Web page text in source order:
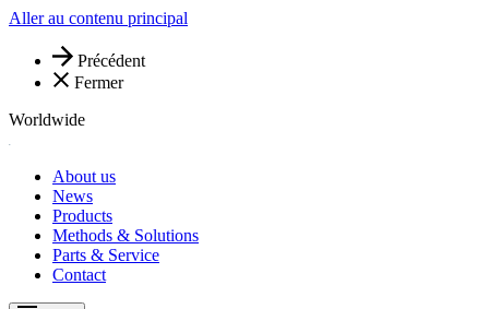
Aller au contenu principal
Précédent
Fermer
Worldwide
About us
News
Products
Methods & Solutions
Parts & Service
Contact